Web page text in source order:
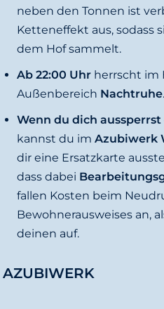
neben den Tonnen ist
Ketteneffekt aus, sodass
dem Hof sammelt.
Ab 22:00 Uhr herrscht im
Außenbereich Nachtruhe.
Wenn du dich aussperrst
kannst du imAzubiwerk
dir eine Ersatzkarte
dass dabei
fallen Kosten beim
Bewohnerausweises an,
deinen auf.
AZUBIWERK